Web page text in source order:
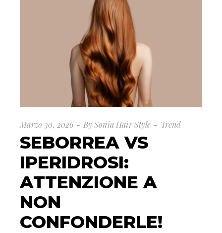
Marzo 30, 2026 BySonia Hair Style Trend
SEBORREA VS
IPERIDROSI:
ATTENZIONE A
NON
CONFONDERLE!